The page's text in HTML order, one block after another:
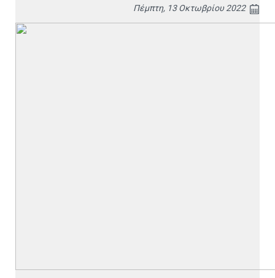
Πέμπτη, 13 Οκτωβρίου 2022